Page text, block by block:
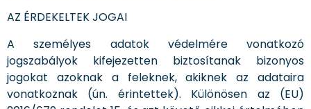
AZ ÉRDEKELTEK JOGAI
A személyes adatok védelmére vonatkozó
jogszabályok kifejezetten biztosítanak bizonyos
jogokat azoknak a feleknek, akiknek az adataira
vonatkoznak (ún. érintettek). Különösen az (EU)